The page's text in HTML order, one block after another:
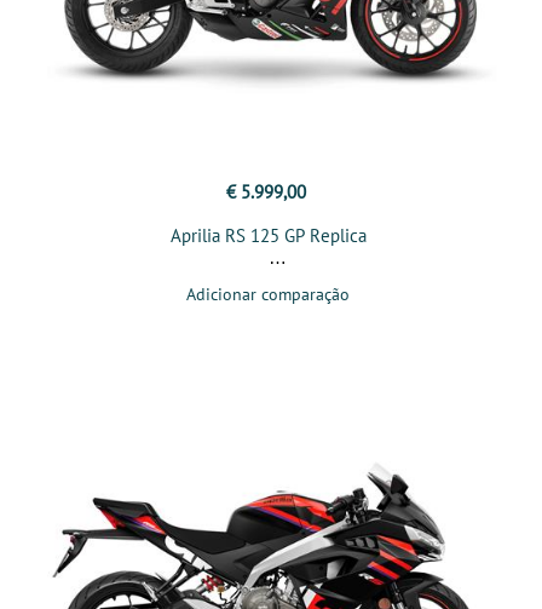
€ 5.999,00
Aprilia RS 125 GP Replica
Adicionar comparação